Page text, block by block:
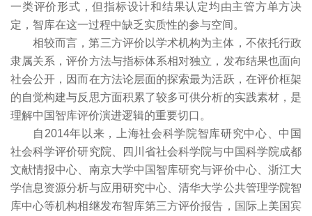
一类评价形式，但指标设计和结果认定均由主管方单方决
定，智库在这一过程中缺乏实质性的参与空间。
相较而言，第三方评价以学术机构为主体，不依托行政
隶属关系，评价方法与指标体系相对独立，发布结果也面向
社会公开，因而在方法论层面的探索最为活跃，在评价框架
的自觉构建与反思方面积累了较多可供分析的实践素材，是
理解中国智库评价演进逻辑的重要切口。
自2014年以来，上海社会科学院智库研究中心、中国
社会科学评价研究院、四川省社会科学院与中国科学院成都
文献情报中心、南京大学中国智库研究与评价中心、浙江大
学信息资源分析与应用研究中心、清华大学公共管理学院智
库中心等机构相继发布智库第三方评价报告，国际上美国宾